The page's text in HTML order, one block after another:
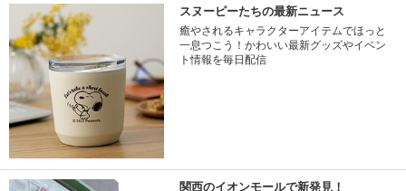
スヌーピーたちの最新ニュース
癒やされるキャラクターアイテムでほっと
一息つこう！かわいい最新グッズやイベン
ト情報を毎日配信
関西のイオンモールで新発見！